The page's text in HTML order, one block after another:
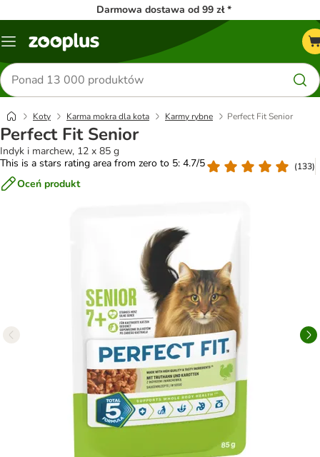
Darmowa dostawa od 99 zł *
Menu
Szukaj
produktów
Koty Karma mokra dla kota Karmy rybne Perfect Fit Senior
Perfect Fit Senior
Indyk i marchew, 12 x 85 g
This is a stars rating area from zero to 5: 4.7/5
(133)
Oceń produkt